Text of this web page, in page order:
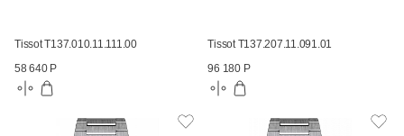
Tissot T137.010.11.111.00
58 640 Р
Tissot T137.207.11.091.01
96 180 Р